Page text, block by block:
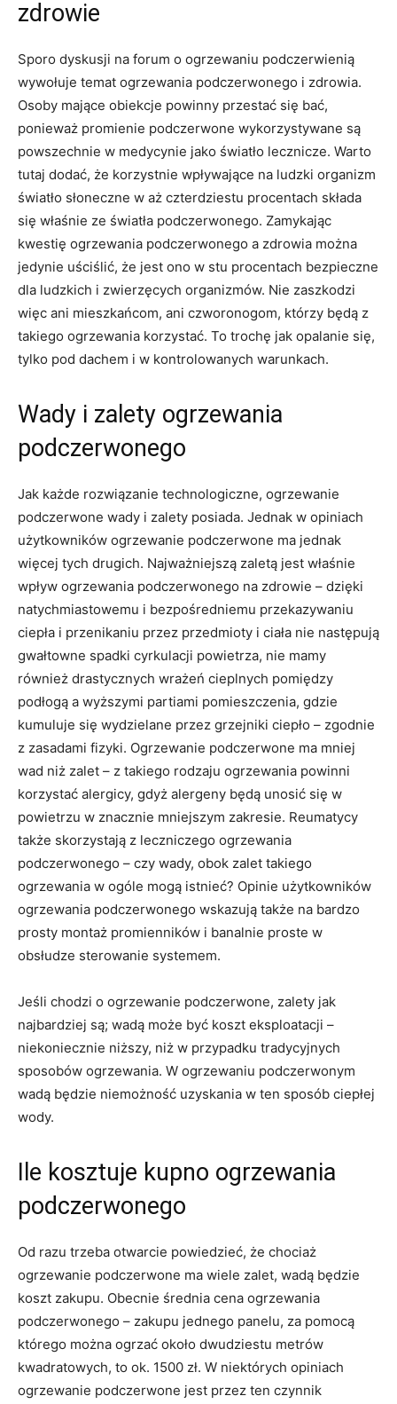
zdrowie
Sporo dyskusji na forum o ogrzewaniu podczerwienią
wywołuje temat ogrzewania podczerwonego i zdrowia.
Osoby mające obiekcje powinny przestać się bać,
ponieważ promienie podczerwone wykorzystywane są
powszechnie w medycynie jako światło lecznicze. Warto
tutaj dodać, że korzystnie wpływające na ludzki organizm
światło słoneczne w aż czterdziestu procentach składa
się właśnie ze światła podczerwonego. Zamykając
kwestię ogrzewania podczerwonego a zdrowia można
jedynie uściślić, że jest ono w stu procentach bezpieczne
dla ludzkich i zwierzęcych organizmów. Nie zaszkodzi
więc ani mieszkańcom, ani czworonogom, którzy będą z
takiego ogrzewania korzystać. To trochę jak opalanie się,
tylko pod dachem i w kontrolowanych warunkach.
Wady i zalety ogrzewania
podczerwonego
Jak każde rozwiązanie technologiczne, ogrzewanie
podczerwone wady i zalety posiada. Jednak w opiniach
użytkowników ogrzewanie podczerwone ma jednak
więcej tych drugich. Najważniejszą zaletą jest właśnie
wpływ ogrzewania podczerwonego na zdrowie – dzięki
natychmiastowemu i bezpośredniemu przekazywaniu
ciepła i przenikaniu przez przedmioty i ciała nie następują
gwałtowne spadki cyrkulacji powietrza, nie mamy
również drastycznych wrażeń cieplnych pomiędzy
podłogą a wyższymi partiami pomieszczenia, gdzie
kumuluje się wydzielane przez grzejniki ciepło – zgodnie
z zasadami fizyki. Ogrzewanie podczerwone ma mniej
wad niż zalet – z takiego rodzaju ogrzewania powinni
korzystać alergicy, gdyż alergeny będą unosić się w
powietrzu w znacznie mniejszym zakresie. Reumatycy
także skorzystają z leczniczego ogrzewania
podczerwonego – czy wady, obok zalet takiego
ogrzewania w ogóle mogą istnieć? Opinie użytkowników
ogrzewania podczerwonego wskazują także na bardzo
prosty montaż promienników i banalnie proste w
obsłudze sterowanie systemem.
Jeśli chodzi o ogrzewanie podczerwone, zalety jak
najbardziej są; wadą może być koszt eksploatacji –
niekoniecznie niższy, niż w przypadku tradycyjnych
sposobów ogrzewania. W ogrzewaniu podczerwonym
wadą będzie niemożność uzyskania w ten sposób ciepłej
wody.
Ile kosztuje kupno ogrzewania
podczerwonego
Od razu trzeba otwarcie powiedzieć, że chociaż
ogrzewanie podczerwone ma wiele zalet, wadą będzie
koszt zakupu. Obecnie średnia cena ogrzewania
podczerwonego – zakupu jednego panelu, za pomocą
którego można ogrzać około dwudziestu metrów
kwadratowych, to ok. 1500 zł. W niektórych opiniach
ogrzewanie podczerwone jest przez ten czynnik